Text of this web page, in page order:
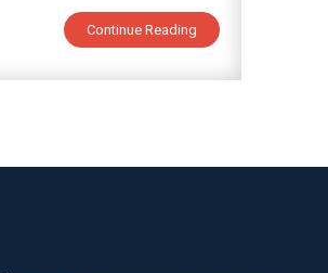
Continue Reading